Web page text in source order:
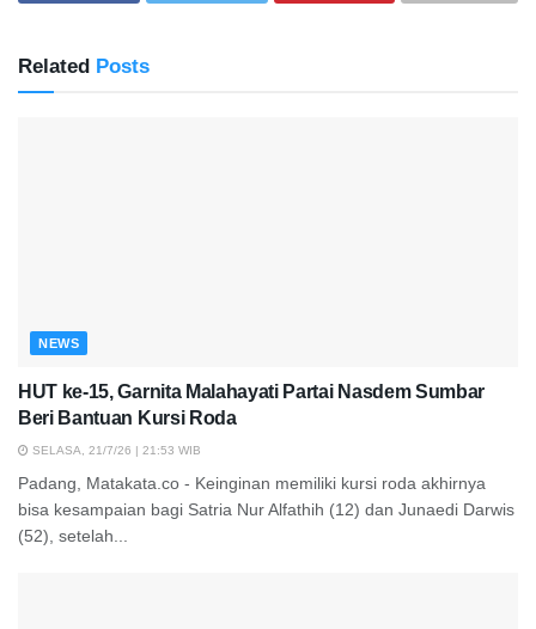
Related Posts
NEWS
HUT ke-15, Garnita Malahayati Partai Nasdem Sumbar
Beri Bantuan Kursi Roda
SELASA, 21/7/26 | 21:53 WIB
Padang, Matakata.co - Keinginan memiliki kursi roda akhirnya
bisa kesampaian bagi Satria Nur Alfathih (12) dan Junaedi Darwis
(52), setelah...